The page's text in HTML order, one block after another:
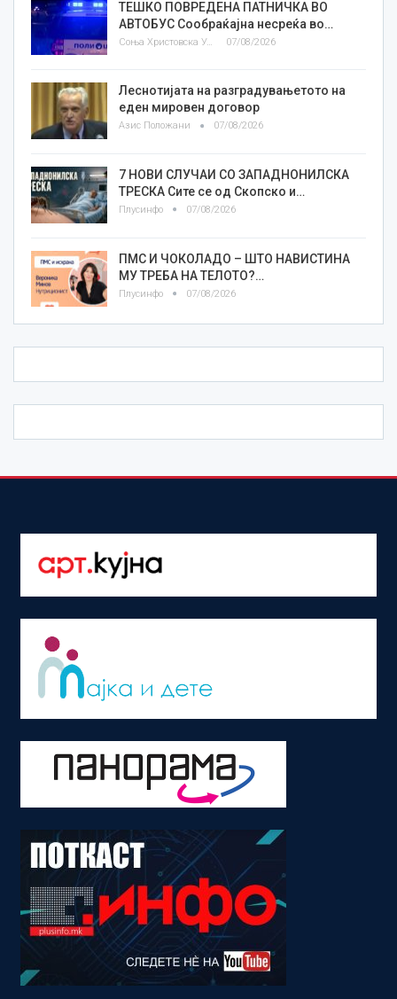
ТЕШКО ПОВРЕДЕНА ПАТНИЧКА ВО
АВТОБУС Сообраќајна несреќа во…
Соња Христовска Угриновска 07/08/2026
Леснотијата на разградувањетото на
еден мировен договор
Азис Положани 07/08/2026
7 НОВИ СЛУЧАИ СО ЗАПАДНОНИЛСКА
ТРЕСКА Сите се од Скопско и…
Плусинфо 07/08/2026
ПМС И ЧОКОЛАДО – ШТО НАВИСТИНА
МУ ТРЕБА НА ТЕЛОТО?…
Плусинфо 07/08/2026